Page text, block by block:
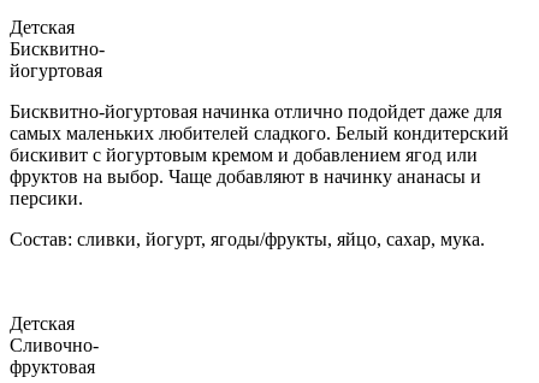
Детская
Бисквитно-
йогуртовая
Бисквитно-йогуртовая начинка отлично подойдет даже для
самых маленьких любителей сладкого. Белый кондитерский
бискивит с йогуртовым кремом и добавлением ягод или
фруктов на выбор. Чаще добавляют в начинку ананасы и
персики.
Состав: сливки, йогурт, ягоды/фрукты, яйцо, сахар, мука.
Детская
Сливочно-
фруктовая